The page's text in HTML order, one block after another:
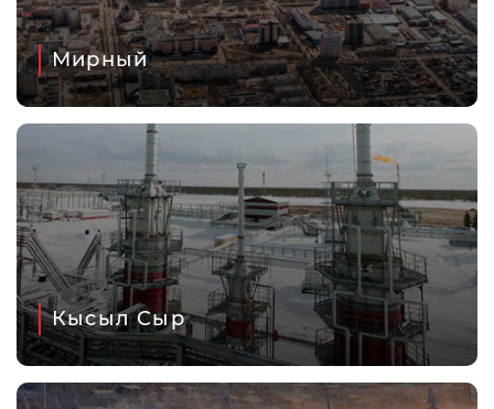
Мирный
Кысыл Сыр